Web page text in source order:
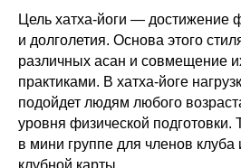
Цель хатха-йоги — достижение
и долголетия. Основа этого
различных асан и совмещение
практиками. В хатха-йоге
подойдет людям любого
уровня физической подготовки.
в мини группе для членов клуба
клубной карты.